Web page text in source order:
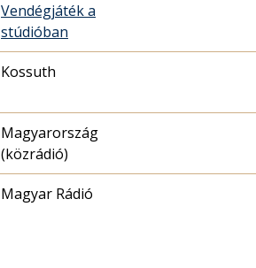
Vendégjáték a
stúdióban
Kossuth
Magyarország
(közrádió)
Magyar Rádió